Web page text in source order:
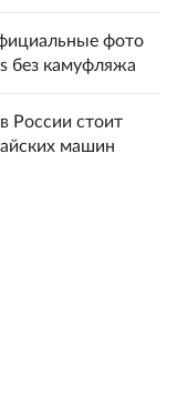
фото
без камуфляжа
России стоит
машин